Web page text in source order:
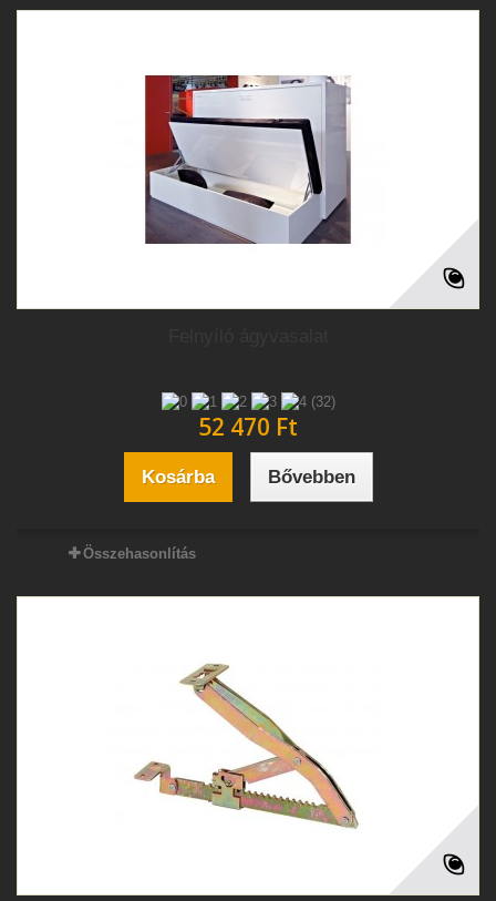
(32)
52 470 Ft‎
Kosárba Bővebben
Összehasonlítás